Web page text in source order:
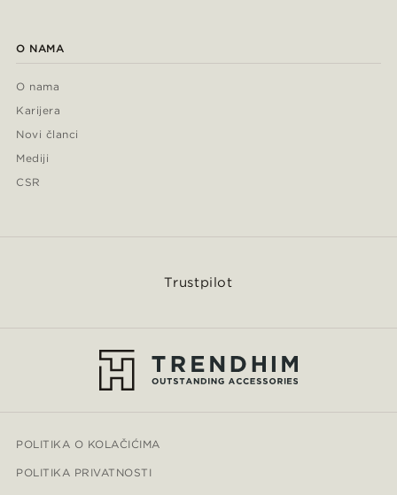
O NAMA
O nama
Karijera
Novi članci
Mediji
CSR
Trustpilot
POLITIKA O KOLAČIĆIMA
POLITIKA PRIVATNOSTI